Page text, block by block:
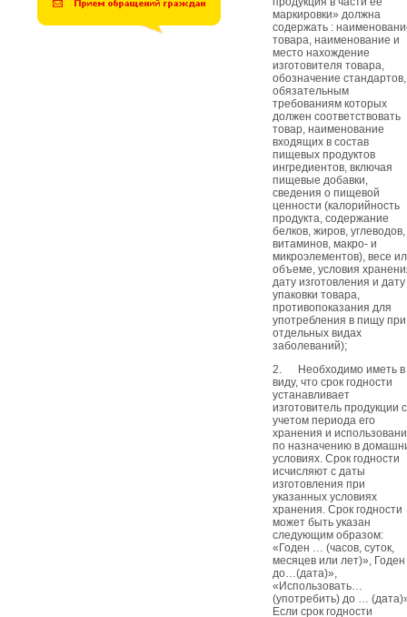
маркировки» должна
содержать :
товара, наименование и
место нахождение
изготовителя товара,
обозначение стандартов,
обязательным
требованиям которых
должен соответствовать
товар, наименование
входящих в состав
пищевых продуктов
ингредиентов, включая
пищевые добавки,
сведения о пищевой
ценности (калорийность
продукта, содержание
белков, жиров, углеводов,
витаминов, макро- и
микроэлементов), весе
объеме, условия
дату изготовления и дату
упаковки товара,
противопоказания для
употребления в пищу при
отдельных видах
заболеваний);
2. Необходимо иметь в
виду, что срок годности
устанавливает
изготовитель продукции с
учетом периода его
хранения и
по назначению в
условиях. Срок годности
исчисляют с даты
изготовления при
указанных условиях
хранения. Срок годности
может быть указан
следующим образом:
«Годен … (часов, суток,
месяцев или лет)», Годен
до…(дата)»,
«Использовать…
(употребить) до …
Если срок годности